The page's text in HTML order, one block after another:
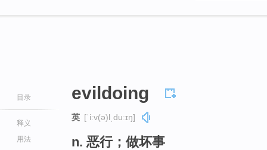
目录
释义
用法
evildoing
英 [ˈiːv(ə)lˌduːɪŋ]
n. 恶行；做坏事